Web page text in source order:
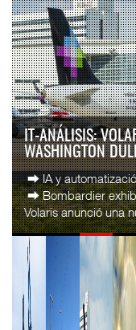
AMANAC,
CAMBIO
La transformación
ha redefinido el
durante décadas